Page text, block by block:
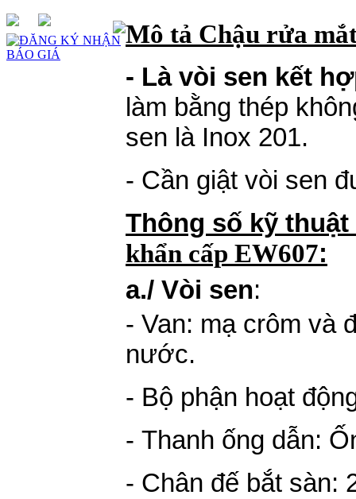
Mô tả Chậu rửa
- Là vòi sen kết
làm bằng thép
sen là Inox 201.
- Cần giật vòi sen
Thông số kỹ thuật
khẩn cấp EW607:
a./ Vòi sen:
- Van: mạ crôm và
nước.
- Bộ phận hoạt
- Thanh ống dẫn:
- Chân đế bắt sàn: